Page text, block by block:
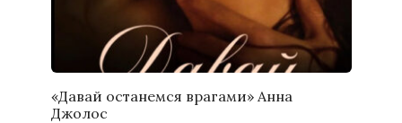
«Давай останемся врагами» Анна
Джолос